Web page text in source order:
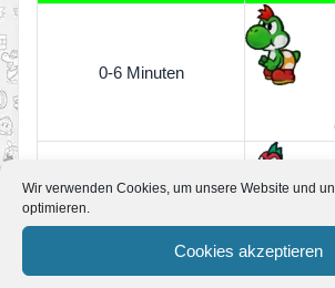
Wir verwenden Cookies, um unsere Website und
optimieren.
Cookies akzeptieren
0-6 Minuten